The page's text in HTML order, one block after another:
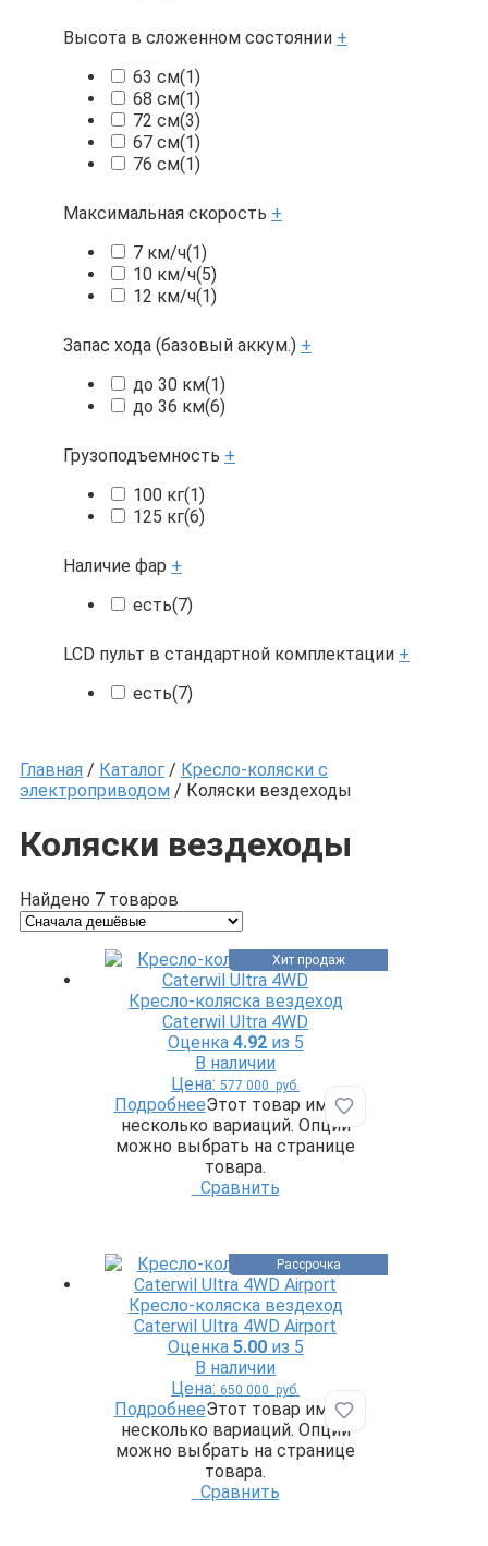
Высота в сложенном состоянии +
63 см(1)
68 см(1)
72 см(3)
67 см(1)
76 см(1)
Максимальная скорость +
7 км/ч(1)
10 км/ч(5)
12 км/ч(1)
Запас хода (базовый аккум.) +
до 30 км(1)
до 36 км(6)
Грузоподъемность +
100 кг(1)
125 кг(6)
Наличие фар +
есть(7)
LCD пульт в стандартной комплектации +
есть(7)
Главная / Каталог / Кресло-коляски с
электроприводом / Коляски вездеходы
Коляски вездеходы
Найдено 7 товаров
Кресло-коляска вездеход
Caterwil Ultra 4WD
Оценка 4.92из 5
В наличии
Цена: 577 000 руб.
Хит продаж
Добавить в
ПодробнееЭтот товар имеет
несколько вариаций. Опции
можно выбрать на странице
товара.
Сравнить
Кресло-коляска вездеход
Caterwil Ultra 4WD Airport
Оценка 5.00из 5
В наличии
Цена: 650 000 руб.
Рассрочка
Добавить в
ПодробнееЭтот товар имеет
несколько вариаций. Опции
можно выбрать на странице
товара.
Сравнить